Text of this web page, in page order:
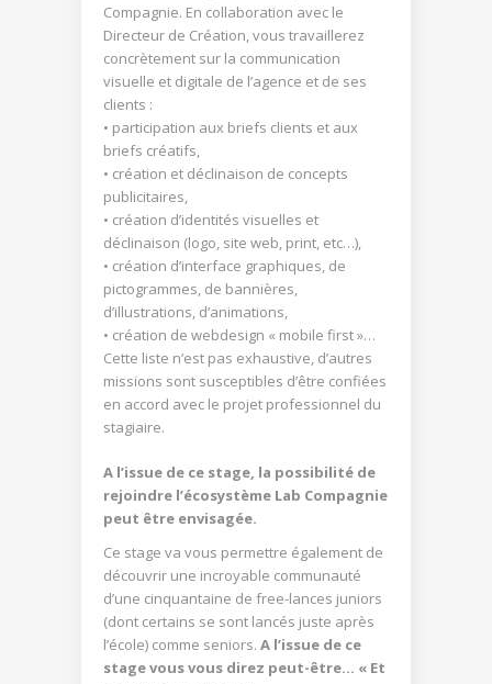
Compagnie. En collaboration avec le
Directeur de Création, vous travaillerez
concrètement sur la communication
visuelle et digitale de l’agence et de ses
clients :
• participation aux briefs clients et aux
briefs créatifs,
• création et déclinaison de concepts
publicitaires,
• création d’identités visuelles et
déclinaison (logo, site web, print, etc…),
• création d’interface graphiques, de
pictogrammes, de bannières,
d’illustrations, d’animations,
• création de webdesign « mobile first »…
Cette liste n’est pas exhaustive, d’autres
missions sont susceptibles d’être confiées
en accord avec le projet professionnel du
stagiaire.
A l’issue de ce stage, la possibilité de
rejoindre l’écosystème Lab Compagnie
peut être envisagée.
Ce stage va vous permettre également de
découvrir une incroyable communauté
d’une cinquantaine de free-lances juniors
(dont certains se sont lancés juste après
l’école) comme seniors. A l’issue de ce
stage vous vous direz peut-être… « Et